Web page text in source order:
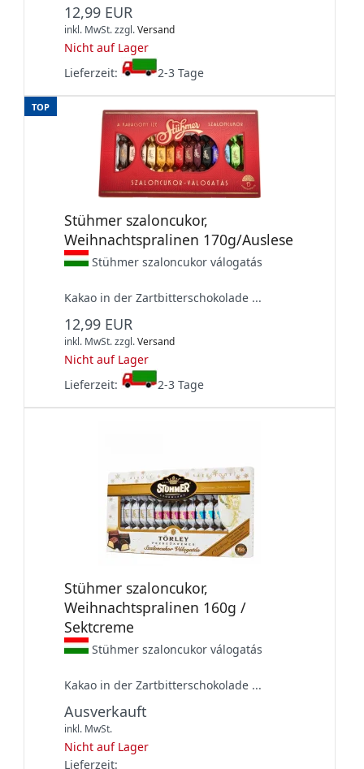
12,99 EUR
inkl. MwSt.zzgl.Versand
Nicht auf Lager
Lieferzeit:
2-3 Tage
TOP
Stühmer szaloncukor,
Weihnachtspralinen 170g/Auslese
Stühmer szaloncukor válogatás
Kakao in der Zartbitterschokolade ...
12,99 EUR
inkl. MwSt.zzgl.Versand
Nicht auf Lager
Lieferzeit:
2-3 Tage
Stühmer szaloncukor,
Weihnachtspralinen 160g /
Sektcreme
Stühmer szaloncukor válogatás
Kakao in der Zartbitterschokolade ...
Ausverkauft
inkl. MwSt.
Nicht auf Lager
Lieferzeit: